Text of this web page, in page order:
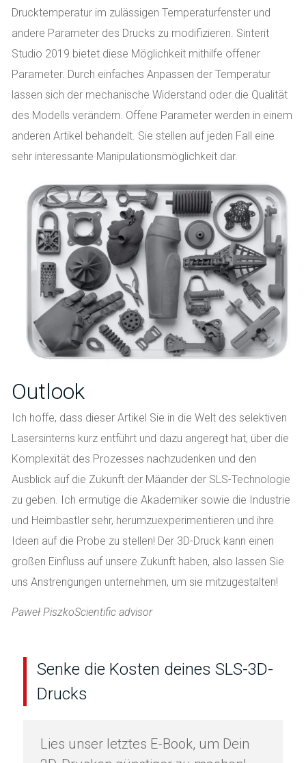
Drucktemperatur im zulässigen Temperaturfenster und
andere Parameter des Drucks zu modifizieren. Sinterit
Studio 2019 bietet diese Möglichkeit mithilfe offener
Parameter. Durch einfaches Anpassen der Temperatur
lassen sich der mechanische Widerstand oder die Qualität
des Modells verändern. Offene Parameter werden in einem
anderen Artikel behandelt. Sie stellen auf jeden Fall eine
sehr interessante Manipulationsmöglichkeit dar.
Outlook
Ich hoffe, dass dieser Artikel Sie in die Welt des selektiven
Lasersinterns kurz entführt und dazu angeregt hat, über die
Komplexität des Prozesses nachzudenken und den
Ausblick auf die Zukunft der Mäander der SLS-Technologie
zu geben. Ich ermutige die Akademiker sowie die Industrie
und Heimbastler sehr, herumzuexperimentieren und ihre
Ideen auf die Probe zu stellen! Der 3D-Druck kann einen
großen Einfluss auf unsere Zukunft haben, also lassen Sie
uns Anstrengungen unternehmen, um sie mitzugestalten!
Paweł PiszkoScientific advisor
Senke die Kosten deines SLS-3D-
Drucks
Lies unser letztes E-Book, um Dein